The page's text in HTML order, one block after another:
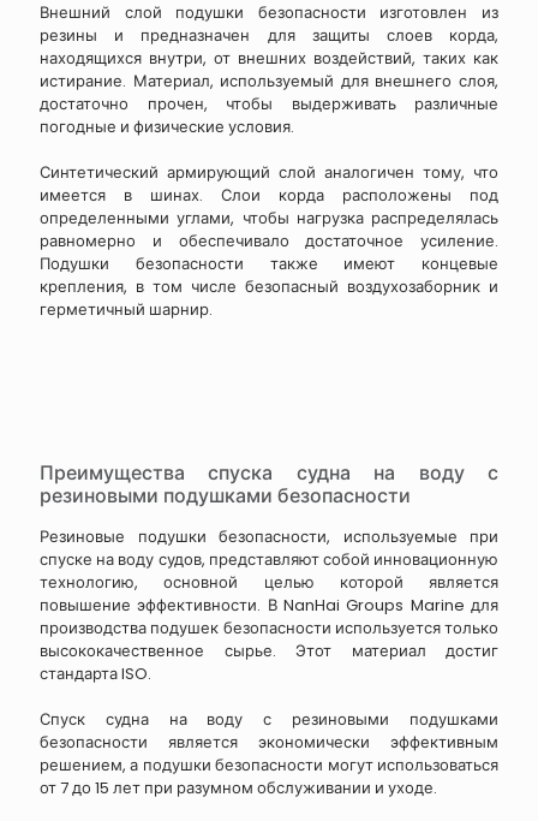
Внешний слой подушки безопасности изготовлен из
резины и предназначен для защиты слоев корда,
находящихся внутри, от внешних воздействий, таких как
истирание. Материал, используемый для внешнего слоя,
достаточно прочен, чтобы выдерживать различные
погодные и физические условия.
Синтетический армирующий слой аналогичен тому, что
имеется в шинах. Слои корда расположены под
определенными углами, чтобы нагрузка распределялась
равномерно и обеспечивало достаточное усиление.
Подушки безопасности также имеют концевые
крепления, в том числе безопасный воздухозаборник и
герметичный шарнир.
Преимущества спуска судна на воду с
резиновыми подушками безопасности
Резиновые подушки безопасности, используемые при
спуске на воду судов, представляют собой инновационную
технологию, основной целью которой является
повышение эффективности. В NanHai Groups Marine для
производства подушек безопасности используется только
высококачественное сырье. Этот материал достиг
стандарта ISO.
Спуск судна на воду с резиновыми подушками
безопасности является экономически эффективным
решением, а подушки безопасности могут использоваться
от 7 до 15 лет при разумном обслуживании и уходе.